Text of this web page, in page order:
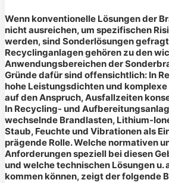
Wenn konventionelle Lösungen der
nicht ausreichen, um spezifischen
werden, sind Sonderlösungen
Recyclinganlagen gehören zu den
Anwendungsbereichen der
Gründe dafür sind offensichtlich: In
hohe Leistungsdichten und
auf den Anspruch, Ausfallzeiten
In Recycling- und
wechselnde Brandlasten, Lithium-
Staub, Feuchte und Vibrationen als
prägende Rolle. Welche normativen
Anforderungen speziell bei diesen
und welche technischen Lösungen u.
kommen können, zeigt der folgende